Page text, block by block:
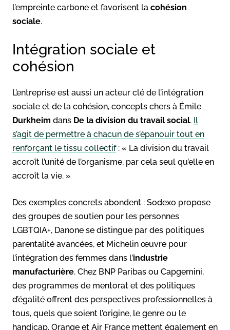
l’empreinte carbone et favorisent la cohésion
sociale.
Intégration sociale et
cohésion
L’entreprise est aussi un acteur clé de l’intégration
sociale et de la cohésion, concepts chers à Émile
Durkheim dans De la division du travail social. Il
s’agit de permettre à chacun de s’épanouir tout en
renforçant le tissu collectif: « La division du travail
accroît l’unité de l’organisme, par cela seul qu’elle en
accroît la vie. »
Des exemples concrets abondent : Sodexo propose
des groupes de soutien pour les personnes
LGBTQIA+, Danone se distingue par des politiques
parentalité avancées, et Michelin œuvre pour
l’intégration des femmes dans l’industrie
manufacturière. Chez BNP Paribas ou Capgemini,
des programmes de mentorat et des politiques
d’égalité offrent des perspectives professionnelles à
tous, quels que soient l’origine, le genre ou le
handicap. Orange et Air France mettent également en